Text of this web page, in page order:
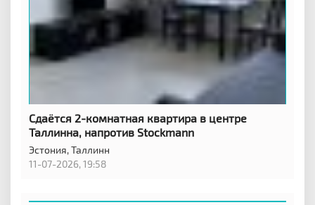
Сдаётся 2-комнатная квартира в центре
Таллинна, напротив Stockmann
Эстония,Таллинн
11-07-2026, 19:58